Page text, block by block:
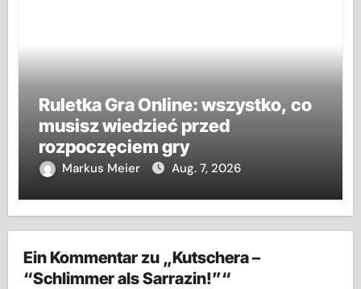
Ruletka Gra Online: wszystko, co
musisz wiedzieć przed
rozpoczęciem gry
Markus Meier Aug. 7, 2026
Ein Kommentar zu „Kutschera –
“Schlimmer als Sarrazin!”“